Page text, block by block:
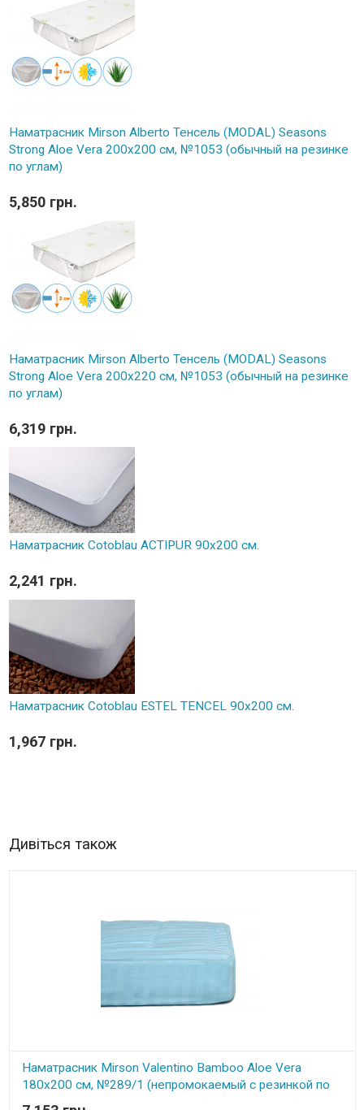
Наматрасник Mirson Alberto Тенсель (MODAL) Seasons
Strong Aloe Vera 200x200 см, №1053 (обычный на резинке
по углам)
5,850 грн.
Наматрасник Mirson Alberto Тенсель (MODAL) Seasons
Strong Aloe Vera 200x220 см, №1053 (обычный на резинке
по углам)
6,319 грн.
Наматрасник Cotoblau ACTIPUR 90х200 см.
2,241 грн.
Наматрасник Cotoblau ESTEL TENCEL 90х200 см.
1,967 грн.
Дивіться також
Наматрасник Mirson Valentino Bamboo Aloe Vera
180x200 см, №289/1 (непромокаемый с резинкой по
периметру)